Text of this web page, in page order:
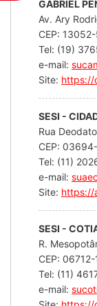
GABRIEL
Av. Ary
CEP:
Tel: (19)
e-mail:
Site: https://
SESI -
Rua
CEP:
Tel: (11)
e-mail:
Site: https://
SESI -
R.
CEP:
Tel: (11)
e-mail: